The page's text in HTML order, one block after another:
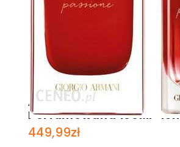
Armani Si Passione
Perfumowana
449,99zł